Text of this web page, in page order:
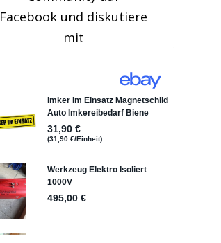
Facebook und diskutiere
mit